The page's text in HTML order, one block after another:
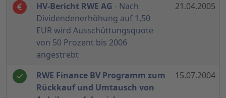
HV-Bericht RWE AG - Nach
Dividendenerhöhung auf 1,50
EUR wird Ausschüttungsquote
von 50 Prozent bis 2006
angestrebt
21.04.2005
RWE Finance BV Programm zum
Rückkauf und Umtausch von
15.07.2004